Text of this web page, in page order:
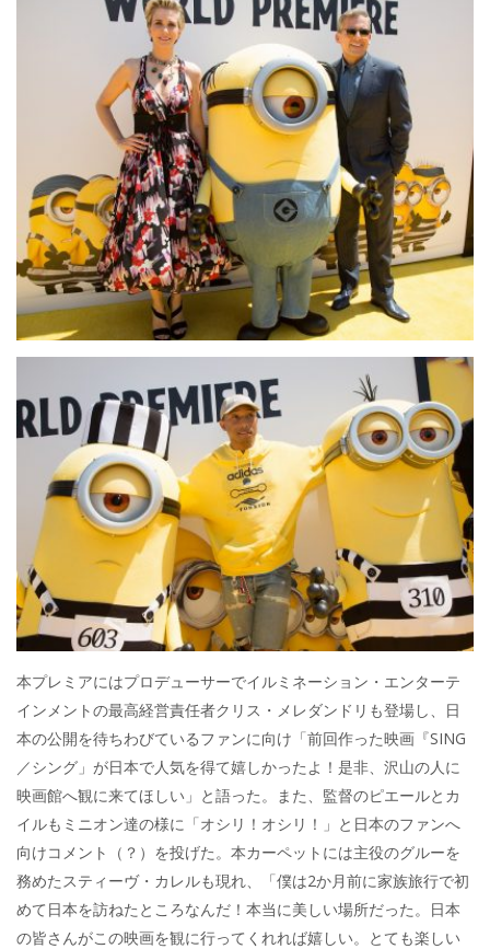
本プレミアにはプロデューサーでイルミネーション・エンターテ
インメントの最高経営責任者クリス・メレダンドリも登場し、日
本の公開を待ちわびているファンに向け「前回作った映画『SING
／シング」が日本で人気を得て嬉しかったよ！是非、沢山の人に
映画館へ観に来てほしい」と語った。また、監督のピエールとカ
イルもミニオン達の様に「オシリ！オシリ！」と日本のファンへ
向けコメント（？）を投げた。本カーペットには主役のグルーを
務めたスティーヴ・カレルも現れ、「僕は2か月前に家族旅行で初
めて日本を訪ねたところなんだ！本当に美しい場所だった。日本
の皆さんがこの映画を観に行ってくれれば嬉しい。とても楽しい